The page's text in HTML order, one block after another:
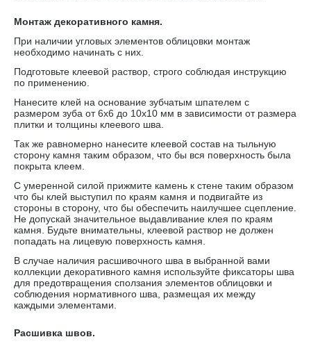
Монтаж декоративного камня.
При наличии угловых элементов облицовки монтаж
необходимо начинать с них.
Подготовьте клеевой раствор, строго соблюдая инструкцию
по применению.
Нанесите клей на основание зубчатым шпателем с
размером зуба от 6х6 до 10х10 мм в зависимости от размера
плитки и толщины клеевого шва.
Так же равномерно нанесите клеевой состав на тыльную
сторону камня таким образом, что бы вся поверхность была
покрыта клеем.
С умеренной силой прижмите камень к стене таким образом
что бы клей выступил по краям камня и подвигайте из
стороны в сторону, что бы обеспечить наилучшее сцепление.
Не допускай значительное выдавливание клея по краям
камня. Будьте внимательны, клеевой раствор не должен
попадать на лицевую поверхность камня.
В случае наличия расшивочного шва в выбранной вами
коллекции декоративного камня используйте фиксаторы шва
для предотвращения сползания элементов облицовки и
соблюдения нормативного шва, размещая их между
каждыми элементами.
Расшивка швов.